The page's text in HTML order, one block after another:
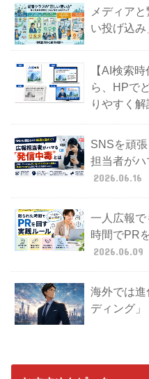
メディア
い投げ込
【AI検索
ら、HPで
りやすく解
SNSを頑
担当者が
2026.06.16
一人広報で
時間でPR
2026.06.09
海外では
ディング」